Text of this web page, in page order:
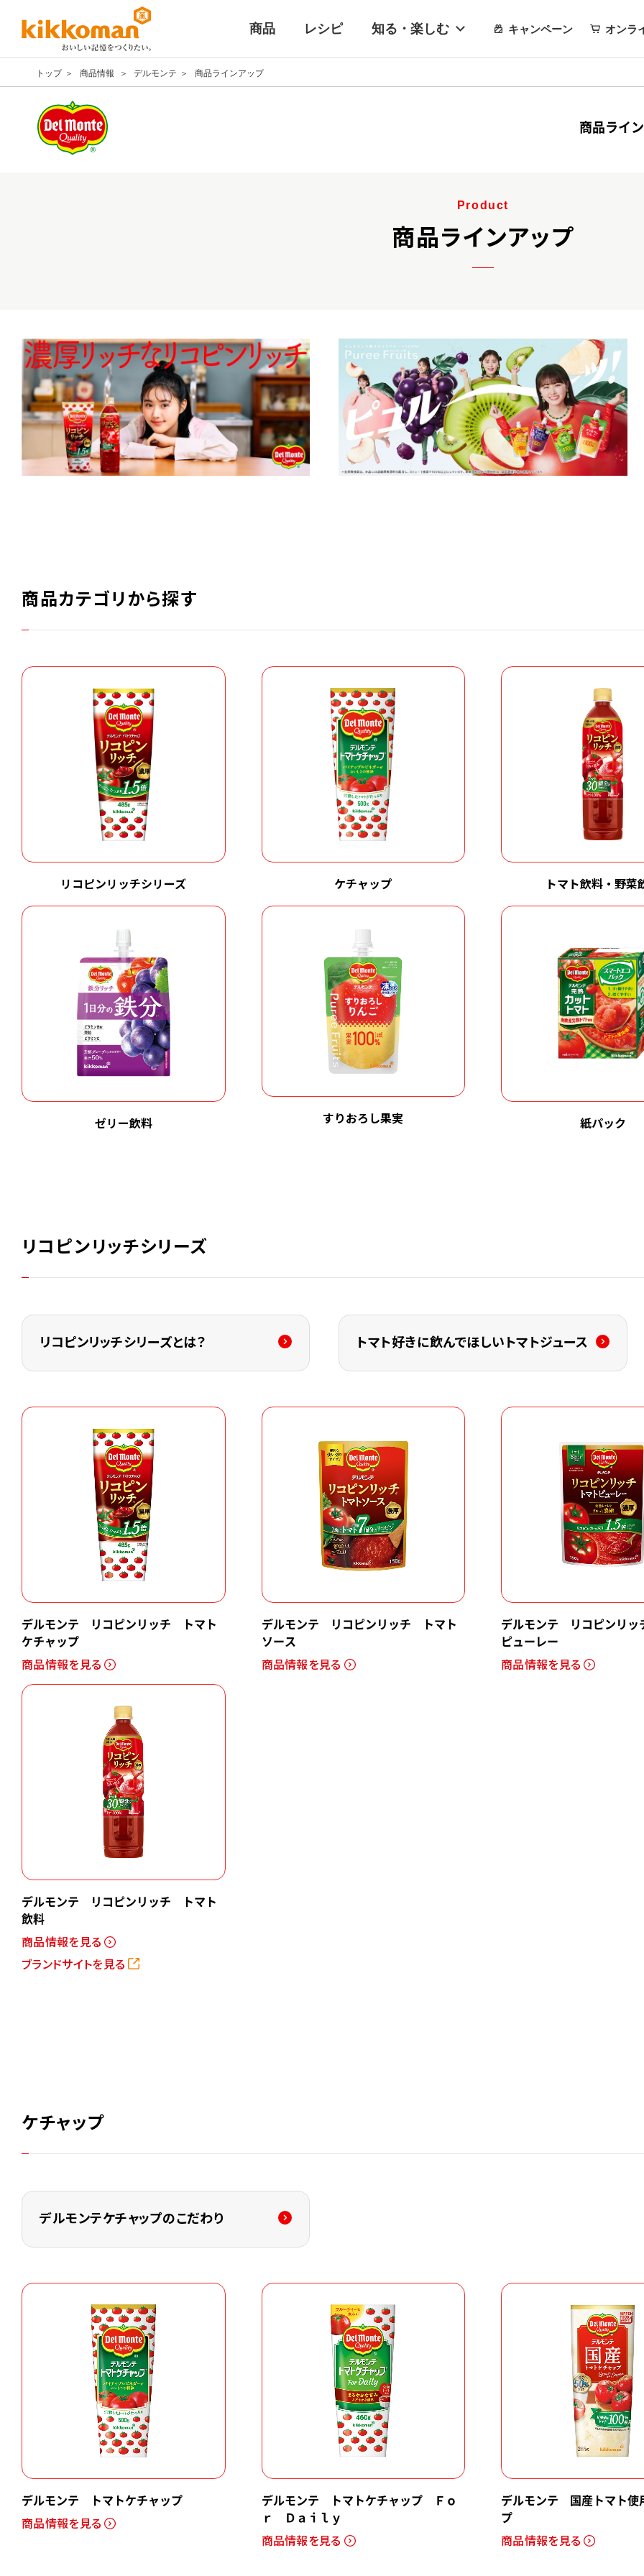
商品 レシピ 知る・楽しむ キャンペーン オンラ
トップ 商品情報 デルモンテ 商品ラインアップ
商品ライ
Product
商品ラインアップ
商品カテゴリから探す
リコピンリッチシリーズ ケチャップ トマト飲料・野菜
ゼリー飲料 すりおろし果実 紙パック
リコピンリッチシリーズ
リコピンリッチシリーズとは？ トマト好きに飲んでほしいトマトジュース
デルモンテ リコピンリッチ トマト
ケチャップ
商品情報を見る
デルモンテ リコピンリッチ トマト
ソース
商品情報を見る
デルモンテ リコピンリ
ピューレー
商品情報を見る
デルモンテ リコピンリッチ トマト
飲料
商品情報を見る
ブランドサイトを見る
ケチャップ
デルモンテケチャップのこだわり
デルモンテ トマトケチャップ
商品情報を見る
デルモンテ トマトケチャップ Ｆｏ
ｒ Ｄａｉｌｙ
商品情報を見る
デルモンテ 国産トマト使
プ
商品情報を見る